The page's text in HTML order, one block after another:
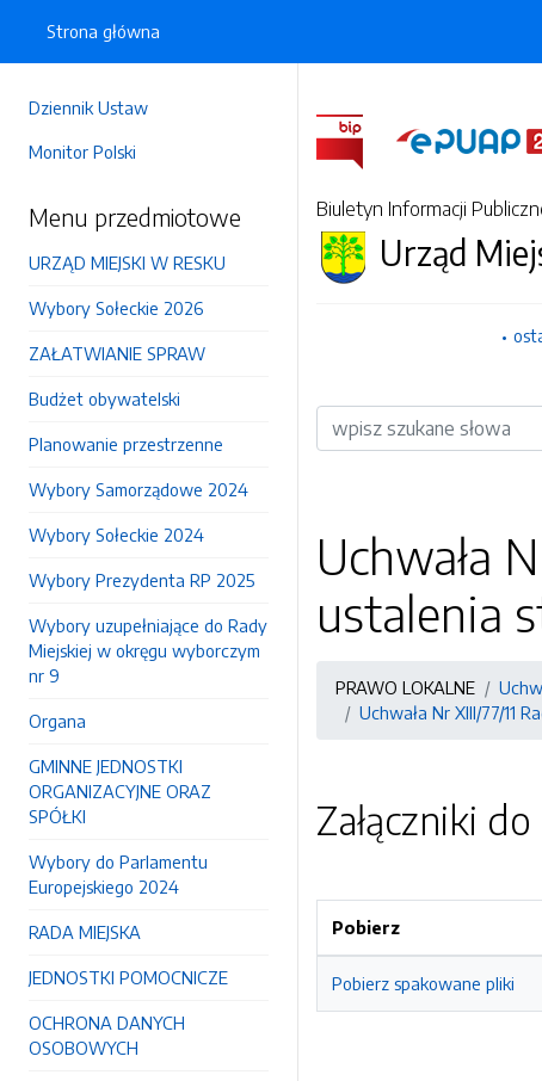
Dziennik Ustaw
Monitor Polski
Menu przedmiotowe
URZĄD MIEJSKI W RESKU
Wybory Sołeckie 2026
ZAŁATWIANIE SPRAW
Budżet obywatelski
Planowanie przestrzenne
Wybory Samorządowe 2024
Wybory Sołeckie 2024
Wybory Prezydenta RP 2025
Wybory uzupełniające do Rady
Miejskiej w okręgu wyborczym
nr 9
Organa
GMINNE JEDNOSTKI
ORGANIZACYJNE ORAZ
SPÓŁKI
Wybory do Parlamentu
Europejskiego 2024
RADA MIEJSKA
JEDNOSTKI POMOCNICZE
OCHRONA DANYCH
OSOBOWYCH
Strona główna
Biuletyn Informacji
Urząd
Wyszukiwarka
Uchwała
ustalenia
PRAWO LOKALNE
Uchwała Nr XIII/77/11
Załączniki
Pobierz
Pobierz spakowane pliki